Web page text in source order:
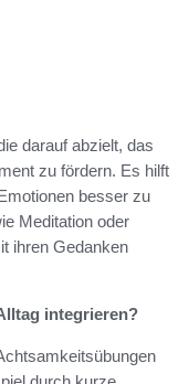
darauf abzielt, das
zu fördern. Es hilft
besser zu
Meditation oder
ihren Gedanken
integrieren?